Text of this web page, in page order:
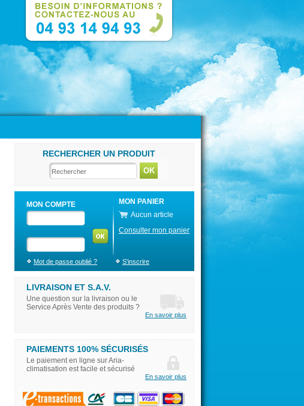
RECHERCHER UN PRODUIT
MON COMPTE
MON PANIER
Aucun article
Consulter mon panier
Mot de passe oublié ? S'inscrire
LIVRAISON ET S.A.V.
Une question sur la livraison ou le
Service Après Vente des produits ?
En savoir plus
PAIEMENTS 100% SÉCURISÉS
Le paiement en ligne sur Aria-
climatisation est facile et sécurisé
En savoir plus